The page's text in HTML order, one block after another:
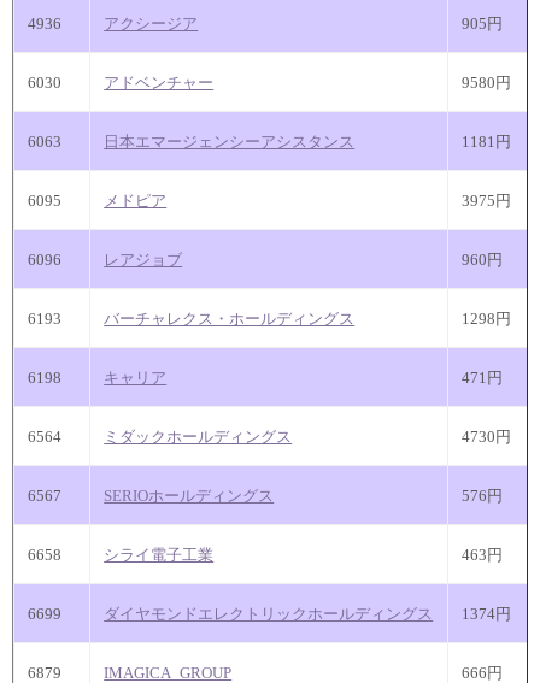
4936 アクシージア 905円
6030 アドベンチャー 9580円
6063 日本エマージェンシーアシスタンス 1181円
6095 メドピア 3975円
6096 レアジョブ 960円
6193 バーチャレクス・ホールディングス 1298円
6198 キャリア 471円
6564 ミダックホールディングス 4730円
6567 SERIOホールディングス 576円
6658 シライ電子工業 463円
6699 ダイヤモンドエレクトリックホールディングス 1374円
6879 IMAGICA_GROUP 666円